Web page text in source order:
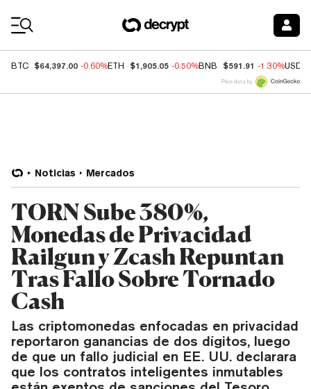
BTC $64,397.00 -0.60%ETH $1,905.05 -0.50%BNB $591.91 -1.30%USDC
Price data by
Noticias Mercados
TORN Sube 380%,
Monedas de Privacidad
Railgun y Zcash Repuntan
Tras Fallo Sobre Tornado
Cash
Las criptomonedas enfocadas en privacidad
reportaron ganancias de dos dígitos, luego
de que un fallo judicial en EE. UU. declarara
que los contratos inteligentes inmutables